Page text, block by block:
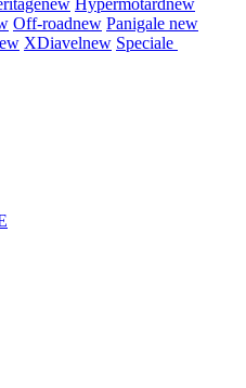
Off-roadnew Panigale new
XDiavelnew Speciale